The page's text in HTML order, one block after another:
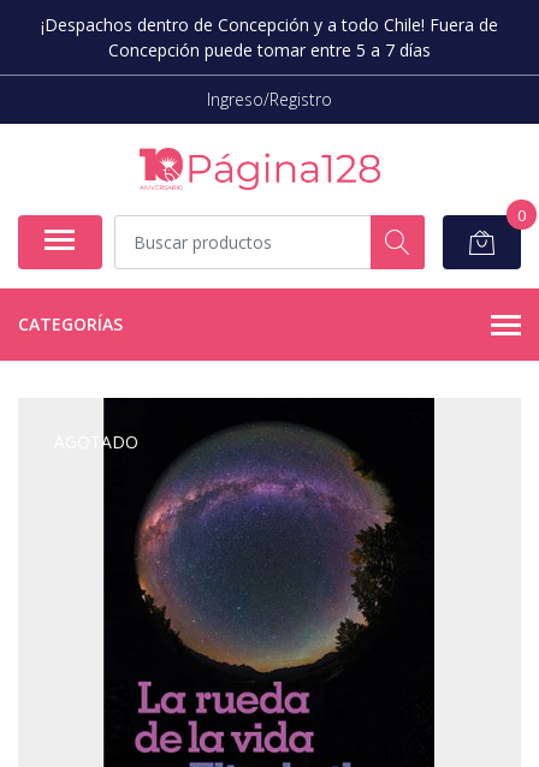
¡Despachos dentro de Concepción y a todo Chile! Fuera de
Concepción puede tomar entre 5 a 7 días
Ingreso/Registro
0
CATEGORÍAS
AGOTADO